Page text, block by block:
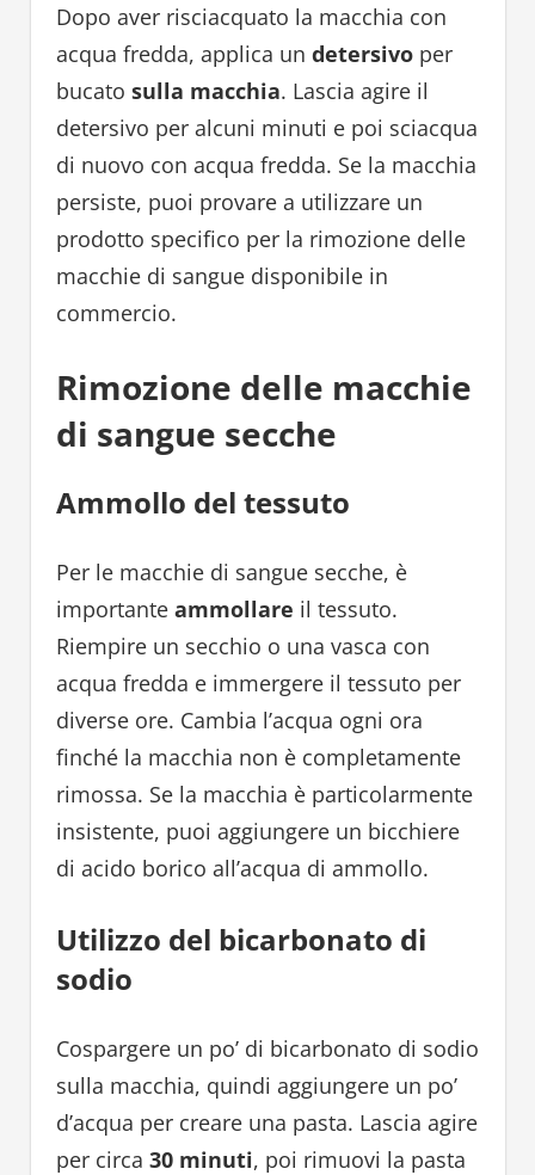
Dopo aver risciacquato la macchia con
acqua fredda, applica un detersivoper
bucato sulla macchia. Lascia agire il
detersivo per alcuni minuti e poi sciacqua
di nuovo con acqua fredda. Se la macchia
persiste, puoi provare a utilizzare un
prodotto specifico per la rimozione delle
macchie di sangue disponibile in
commercio.
Rimozione delle macchie
di sangue secche
Ammollo del tessuto
Per le macchie di sangue secche, è
importante ammollare il tessuto.
Riempire un secchio o una vasca con
acqua fredda e immergere il tessuto per
diverse ore. Cambia l’acqua ogni ora
finché la macchia non è completamente
rimossa. Se la macchia è particolarmente
insistente, puoi aggiungere un bicchiere
di acido borico all’acqua di ammollo.
Utilizzo del bicarbonato di
sodio
Cospargere un po’ di bicarbonato di sodio
sulla macchia, quindi aggiungere un po’
d’acqua per creare una pasta. Lascia agire
per circa 30 minuti, poi rimuovi la pasta